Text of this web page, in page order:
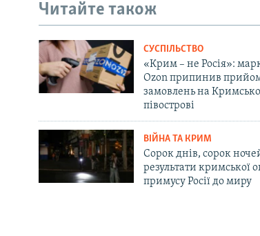
Читайте також
СУСПІЛЬСТВО
«Крим – не Росія»:
Ozon припинив
замовлень на
півострові
ВІЙНА ТА КРИМ
Сорок днів, сорок
результати кримської
примусу Росії до миру